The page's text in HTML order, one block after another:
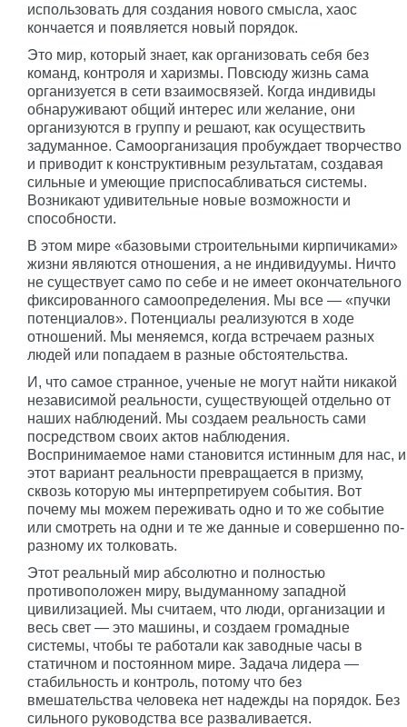
использовать для создания нового смысла, хаос
кончается и появляется новый порядок.
Это мир, который знает, как организовать себя без
команд, контроля и харизмы. Повсюду жизнь сама
организуется в сети взаимосвязей. Когда индивиды
обнаруживают общий интерес или желание, они
организуются в группу и решают, как осуществить
задуманное. Самоорганизация пробуждает творчество
и приводит к конструктивным результатам, создавая
сильные и умеющие приспосабливаться системы.
Возникают удивительные новые возможности и
способности.
В этом мире «базовыми строительными кирпичиками»
жизни являются отношения, а не индивидуумы. Ничто
не существует само по себе и не имеет окончательного
фиксированного самоопределения. Мы все — «пучки
потенциалов». Потенциалы реализуются в ходе
отношений. Мы меняемся, когда встречаем разных
людей или попадаем в разные обстоятельства.
И, что самое странное, ученые не могут найти никакой
независимой реальности, существующей отдельно от
наших наблюдений. Мы создаем реальность сами
посредством своих актов наблюдения.
Воспринимаемое нами становится истинным для нас, и
этот вариант реальности превращается в призму,
сквозь которую мы интерпретируем события. Вот
почему мы можем переживать одно и то же событие
или смотреть на одни и те же данные и совершенно по-
разному их толковать.
Этот реальный мир абсолютно и полностью
противоположен миру, выдуманному западной
цивилизацией. Мы считаем, что люди, организации и
весь свет — это машины, и создаем громадные
системы, чтобы те работали как заводные часы в
статичном и постоянном мире. Задача лидера —
стабильность и контроль, потому что без
вмешательства человека нет надежды на порядок. Без
сильного руководства все разваливается.